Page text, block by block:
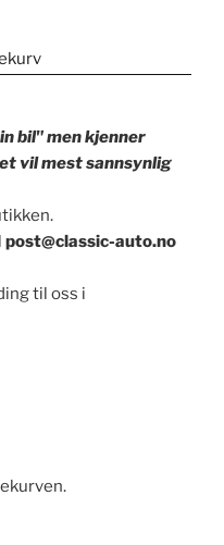
bil" men kjenner
vil mest sannsynlig
post@classic-auto.no
til oss i